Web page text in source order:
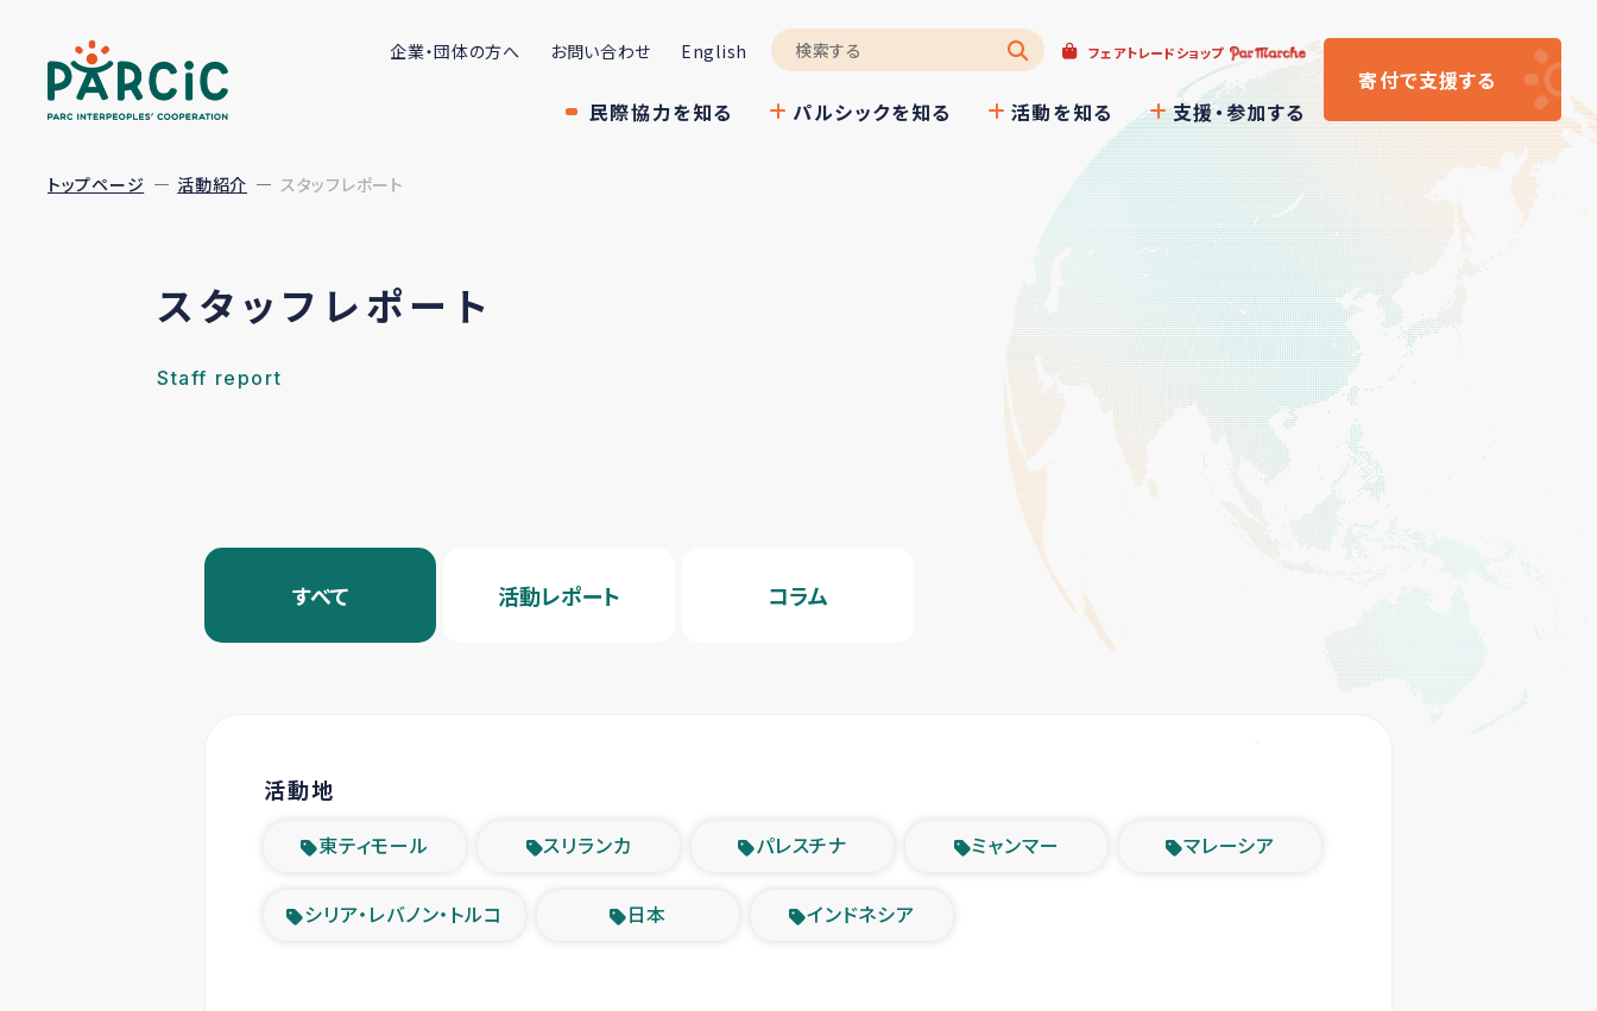
企業・団体の方へ お問い合わせ English フェアトレードショップ
民際協力を知る パルシックを知る 活動を知る 支援・参加する
寄付で支援する
トップページ 活動紹介 スタッフレポート
スタッフレポート
Staff report
すべて 活動レポート コラム
活動地
東ティモール スリランカ パレスチナ ミャンマー マレーシア
シリア・レバノン・トルコ 日本 インドネシア